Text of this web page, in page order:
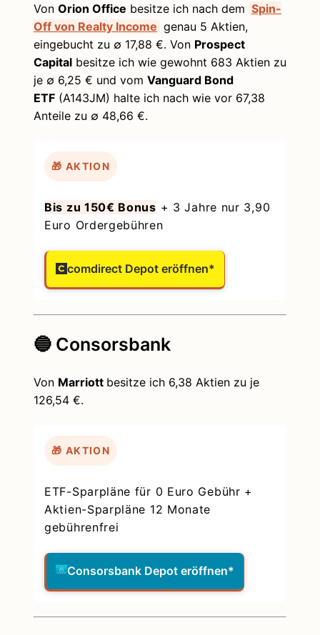
Von Orion Office besitze ich nach dem Spin-
Off von Realty Income genau 5 Aktien,
eingebucht zu ∅ 17,88 €. Von Prospect
Capital besitze ich wie gewohnt 683 Aktien zu
je ∅ 6,25 € und vom Vanguard Bond
ETF (A143JM) halte ich nach wie vor 67,38
Anteile zu ∅ 48,66 €.
🎁 AKTION
Bis zu 150€ Bonus + 3 Jahre nur 3,90
Euro Ordergebühren
comdirect Depot eröffnen*
🔵 Consorsbank
Von Marriott besitze ich 6,38 Aktien zu je
126,54 €.
🎁 AKTION
ETF-Sparpläne für 0 Euro Gebühr +
Aktien-Sparpläne 12 Monate
gebührenfrei
Consorsbank Depot eröffnen*